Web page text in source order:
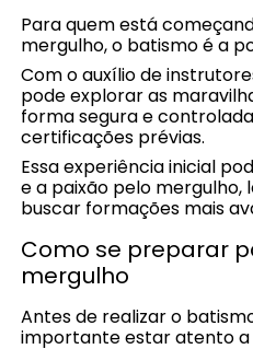
Para quem está
mergulho, o batismo é a
Com o auxílio de
pode explorar as
forma segura e
certificações prévias.
Essa experiência inicial
e a paixão pelo
buscar formações mais
Como se preparar
mergulho
Antes de realizar o
importante estar atento a